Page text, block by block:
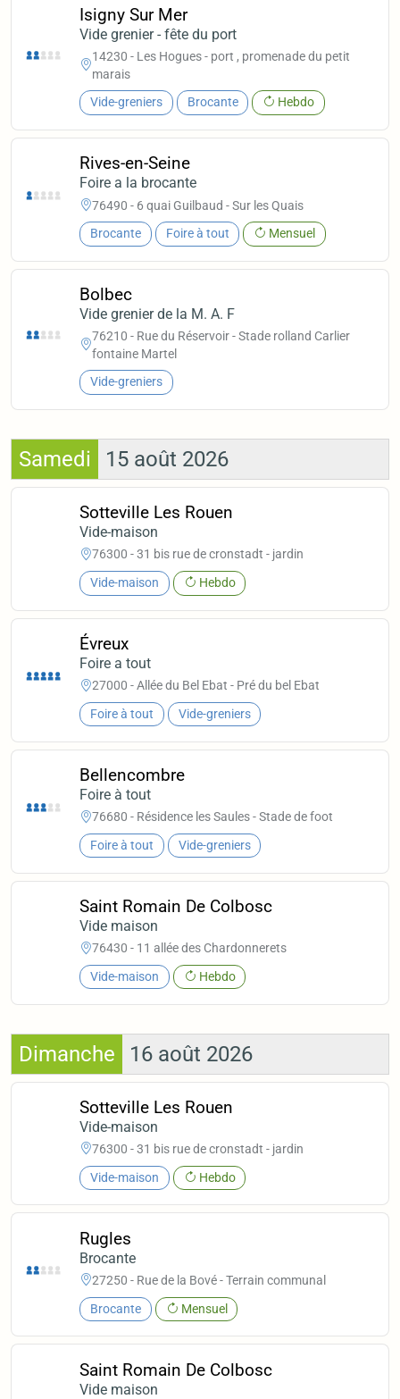
Isigny Sur Mer
Vide grenier - fête du port
14230 - Les Hogues - port , promenade du petit
marais
Vide-greniers Brocante Hebdo
Rives-en-Seine
Foire a la brocante
76490 - 6 quai Guilbaud - Sur les Quais
Brocante Foire à tout Mensuel
Bolbec
Vide grenier de la M. A. F
76210 - Rue du Réservoir - Stade rolland Carlier
fontaine Martel
Vide-greniers
Samedi 15 août 2026
Sotteville Les Rouen
Vide-maison
76300 - 31 bis rue de cronstadt - jardin
Vide-maison Hebdo
Évreux
Foire a tout
27000 - Allée du Bel Ebat - Pré du bel Ebat
Foire à tout Vide-greniers
Bellencombre
Foire à tout
76680 - Résidence les Saules - Stade de foot
Foire à tout Vide-greniers
Saint Romain De Colbosc
Vide maison
76430 - 11 allée des Chardonnerets
Vide-maison Hebdo
Dimanche 16 août 2026
Sotteville Les Rouen
Vide-maison
76300 - 31 bis rue de cronstadt - jardin
Vide-maison Hebdo
Rugles
Brocante
27250 - Rue de la Bové - Terrain communal
Brocante Mensuel
Saint Romain De Colbosc
Vide maison